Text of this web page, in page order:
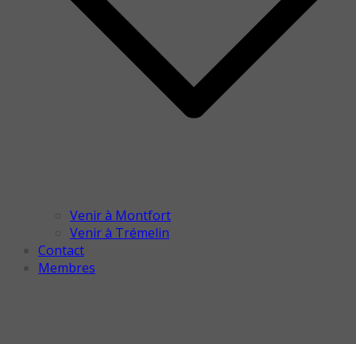
Venir à Montfort
Venir à Trémelin
Contact
Membres